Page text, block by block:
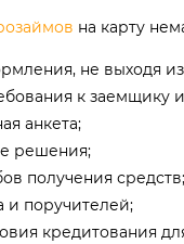
на карту
не выходя
к заемщику
анкета;
решения;
получения средств;
и поручителей;
кредитования